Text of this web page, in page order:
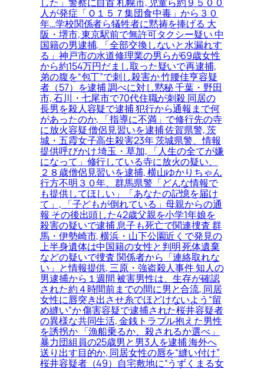
人が発症「Ｏ１５７集団食中毒」から３０
年…学校関係者ら犠牲者に黙祷を捧げる 大
阪・堺市, 東京駅前で無許可タクシー疑い 中
国籍の男逮捕, 「全部交換しないと水漏れす
る」神戸市の水道修理業の男らが69歳女性
から約154万円だまし取った疑いで再逮捕,
弟の腹を“包丁”で刺し殺害か 竹腰佳亨容疑
者（57）を逮捕 調べに対し黙秘 千葉・野田
市, 石川・七尾市で70代住職が刺殺 同居の
長男を殺人容疑で逮捕 犯行から通報まで何
があったのか, 「指導に不満」で修行先の寺
に放火容疑 僧侶見習いを逮捕 佐賀県警, 茨
城・五霞女子高生殺害23年 茨城県警、情報
提供呼びかけ 埼玉・草加, 「人生の全てが嫌
になって」修行している寺に放火の疑い、
２８歳僧侶見習いを逮捕, 横山ゆかりちゃん
行方不明３０年、群馬県警「どんな情報で
も提供してほしい」「あなたの記憶を届け
て」, 「子どもが倒れている」母親からの通
報 その後出頭した42歳父親を小学1年娘を
殺害の疑いで逮捕 息子も死亡で関連捜査 群
馬・伊勢崎市, 横浜・山下公園近くで発見の
上半身遺体は中国籍の女性と判明 死体遺棄
などの疑いで捜査 関係者から「連絡取れな
い」と情報提供, 三原・強盗殺人事件 知人の
男逮捕から１週間 被害男性は、生存が確認
された約４時間前までの間に男と合流, 同居
女性に唇突き出させ糸でほどけないよう“留
め縫い”か 傷害容疑で逮捕された桜井容疑者
の異様な共同生活, 金銭トラブル抱えた男性
を誘拐か 「漁船乗るか、殺されるか選べ」
暴力団組員の25歳男と男3人を逮捕 海外へ
送り出す目的か, 同居女性の唇を“縫い付け”
桜井容疑者（49）自宅敷地に“うずくまる女